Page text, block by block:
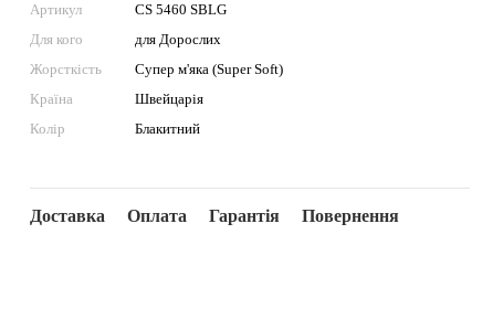
Артикул
CS 5460 SBLG
Для кого
для Дорослих
Жорсткість
Супер м'яка (Super Soft)
Країна
Швейцарія
Колір
Блакитний
Доставка Оплата Гарантія Повернення